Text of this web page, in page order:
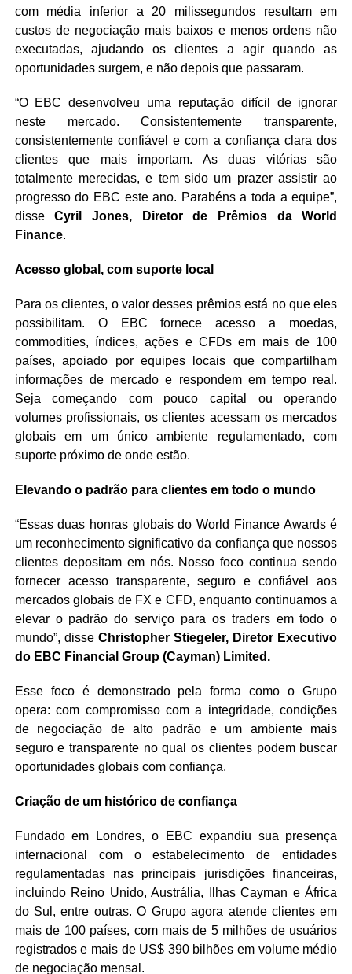
com média inferior a 20 milissegundos resultam em
custos de negociação mais baixos e menos ordens não
executadas, ajudando os clientes a agir quando as
oportunidades surgem, e não depois que passaram.
“O EBC desenvolveu uma reputação difícil de ignorar
neste mercado. Consistentemente transparente,
consistentemente confiável e com a confiança clara dos
clientes que mais importam. As duas vitórias são
totalmente merecidas, e tem sido um prazer assistir ao
progresso do EBC este ano. Parabéns a toda a equipe”,
disseCyril Jones, Diretor de Prêmios da World
Finance.
Acesso global, com suporte local
Para os clientes, o valor desses prêmios está no que eles
possibilitam. O EBC fornece acesso a moedas,
commodities, índices, ações e CFDs em mais de 100
países, apoiado por equipes locais que compartilham
informações de mercado e respondem em tempo real.
Seja começando com pouco capital ou operando
volumes profissionais, os clientes acessam os mercados
globais em um único ambiente regulamentado, com
suporte próximo de onde estão.
Elevando o padrão para clientes em todo o mundo
“Essas duas honras globais do World Finance Awards é
um reconhecimento significativo da confiança que nossos
clientes depositam em nós. Nosso foco continua sendo
fornecer acesso transparente, seguro e confiável aos
mercados globais de FX e CFD, enquanto continuamos a
elevar o padrão do serviço para os traders em todo o
mundo”, disse Christopher Stiegeler, Diretor Executivo
do EBC Financial Group (Cayman) Limited.
Esse foco é demonstrado pela forma como o Grupo
opera: com compromisso com a integridade, condições
de negociação de alto padrão e um ambiente mais
seguro e transparente no qual os clientes podem buscar
oportunidades globais com confiança.
Criação de um histórico de confiança
Fundado em Londres, o EBC expandiu sua presença
internacional com o estabelecimento de entidades
regulamentadas nas principais jurisdições financeiras,
incluindo Reino Unido, Austrália, Ilhas Cayman e África
do Sul, entre outras. O Grupo agora atende clientes em
mais de 100 países, com mais de 5 milhões de usuários
registrados e mais de US$ 390 bilhões em volume médio
de negociação mensal.